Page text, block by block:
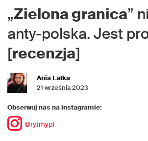
„Zielona granica”
anty-polska. Jest
[recenzja]
Ania Lalka
21 września 2023
Obserwuj nas na instagramie:
@rytmypl